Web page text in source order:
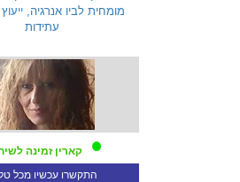
מומחית לביו אנרגיה, ייעוץ
עתידות
קארין זמינה
התקשרו עכשיו מכל